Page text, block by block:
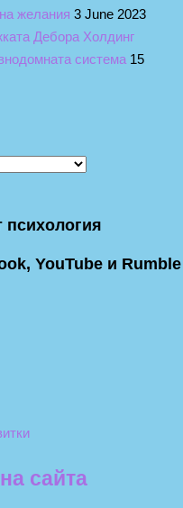
желания 3 June 2023
Дебора Холдинг
система 15
психология
YouTube и Rumble
сайта